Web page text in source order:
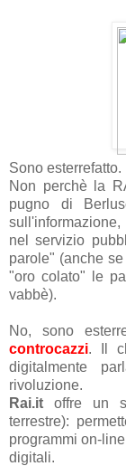
Sono esterrefatto.
Non perchè la
pugno di
nel servizio
parole" (anche
"oro colato" le
vabbè).
No, sono
controcazzi. Il
digitalmente
rivoluzione.
Rai.it offre un
terrestre):
programmi on-
digitali.